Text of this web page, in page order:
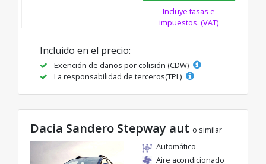
Incluye tasas e
impuestos. (VAT)
Incluido en el precio:
Exención de daños por colisión (CDW)
La responsabilidad de terceros(TPL)
Dacia Sandero Stepway aut o similar
Automático
Aire acondicionado